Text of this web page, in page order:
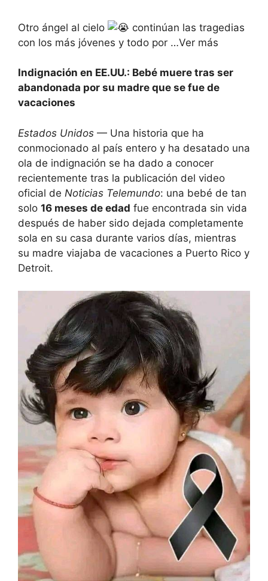
Otro ángel al cielo
continúan las tragedias
con los más jóvenes y todo por …Ver más
Indignación en EE.UU.: Bebé muere tras ser
abandonada por su madre que se fue de
vacaciones
Estados Unidos — Una historia que ha
conmocionado al país entero y ha desatado una
ola de indignación se ha dado a conocer
recientemente tras la publicación del video
oficial de Noticias Telemundo: una bebé de tan
solo 16 meses de edad fue encontrada sin vida
después de haber sido dejada completamente
sola en su casa durante varios días, mientras
su madre viajaba de vacaciones a Puerto Rico y
Detroit.